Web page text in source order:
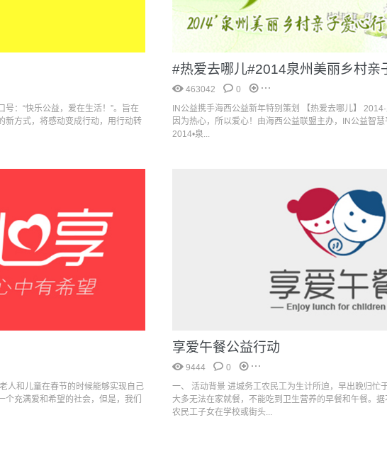
：“快乐公益，爱在生活！”。旨在
新方式，将感动变成行动，用行动转
#热爱去哪儿#2014泉州美丽乡村亲
463042
0
IN公益携手海西公益新年特别策划 【热爱去哪儿】
因为热心，所以爱心！由海西公益联盟主办，IN公益智慧
2014•泉...
人和儿童在春节的时候能够实现自己
充满爱和希望的社会，但是，我们
享爱午餐公益行动
9444
0
一、 活动背景 进城务工农民工为生计所迫，早出晚归忙
大多无法在家就餐，不能吃到卫生营养的早餐和午餐。
农民工子女在学校或街头...